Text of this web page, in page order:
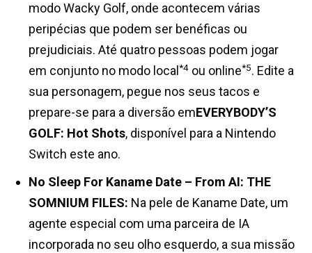
modo Wacky Golf, onde acontecem várias
peripécias que podem ser benéficas ou
prejudiciais. Até quatro pessoas podem jogar
em conjunto no modo local *4 ou online*5. Edite a
sua personagem, pegue nos seus tacos e
prepare-se para a diversão emEVERYBODY’S
GOLF: Hot Shots, disponível para a Nintendo
Switch este ano.
No Sleep For Kaname Date – From AI: THE
SOMNIUM FILES: Na pele de Kaname Date, um
agente especial com uma parceira de IA
incorporada no seu olho esquerdo, a sua missão